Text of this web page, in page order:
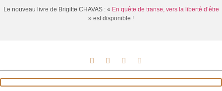
Le nouveau livre de Brigitte CHAVAS : « En quête de transe, vers la liberté d’être
» est disponible !